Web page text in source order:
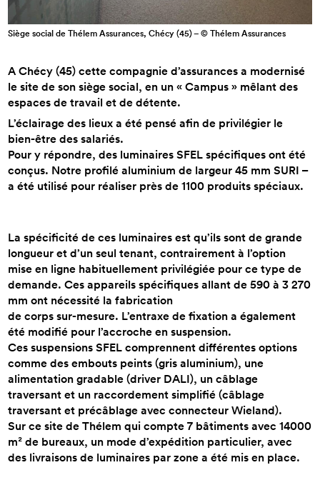
Siège social de Thélem Assurances, Chécy (45) – © Thélem Assurances
A Chécy (45) cette compagnie d’assurances a modernisé
le site de son siège social, en un « Campus » mêlant des
espaces de travail et de détente.
L’éclairage des lieux a été pensé afin de privilégier le
bien-être des salariés.
Pour y répondre, des luminaires SFEL spécifiques ont été
conçus. Notre profilé aluminium de largeur 45 mm SURI –
a été utilisé pour réaliser près de 1100 produits spéciaux.
La spécificité de ces luminaires est qu’ils sont de grande
longueur et d’un seul tenant, contrairement à l’option
mise en ligne habituellement privilégiée pour ce type de
demande. Ces appareils spécifiques allant de 590 à 3 270
mm ont nécessité la fabrication
de corps sur-mesure. L’entraxe de fixation a également
été modifié pour l’accroche en suspension.
Ces suspensions SFEL comprennent différentes options
comme des embouts peints (gris aluminium), une
alimentation gradable (driver DALI), un câblage
traversant et un raccordement simplifié (câblage
traversant et précâblage avec connecteur Wieland).
Sur ce site de Thélem qui compte 7 bâtiments avec 14000
m² de bureaux, un mode d’expédition particulier, avec
des livraisons de luminaires par zone a été mis en place.